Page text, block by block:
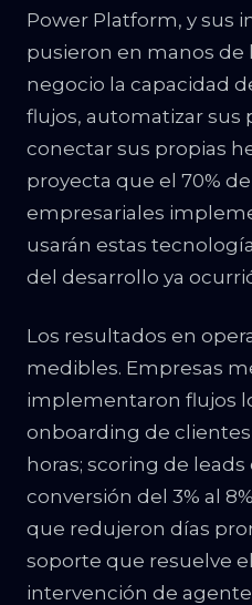
Power Platform, y sus
pusieron en manos de
negocio la capacidad
flujos, automatizar sus
conectar sus propias
proyecta que el 70%
empresariales
usarán estas
del desarrollo ya
Los resultados en
medibles. Empresas
implementaron flujos
onboarding de clientes
horas; scoring de
conversión del 3% al
que redujeron días
soporte que resuelve
intervención de